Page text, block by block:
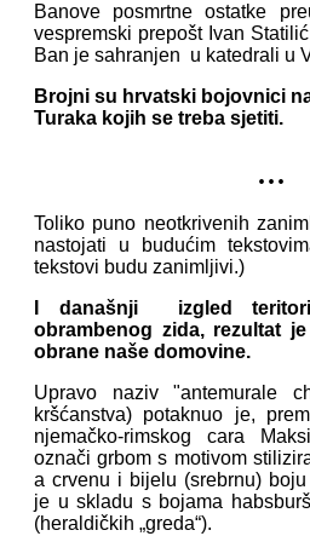
Banove posmrtne ostatke
vespremski prepošt Ivan
Ban je sahranjen u katedrali u
Brojni su hrvatski bojovnici
Turaka kojih se treba sjetiti.
...
Toliko puno neotkrivenih
nastojati u budućim
tekstovi budu zanimljivi.)
I današnji izgled
obrambenog zida, rezultat
obrane naše domovine.
Upravo naziv "antemurale
kršćanstva) potaknuo je,
njemačko-rimskog cara
označi grbom s motivom
a crvenu i bijelu (srebrnu)
je u skladu s bojama
(heraldičkih „greda“).